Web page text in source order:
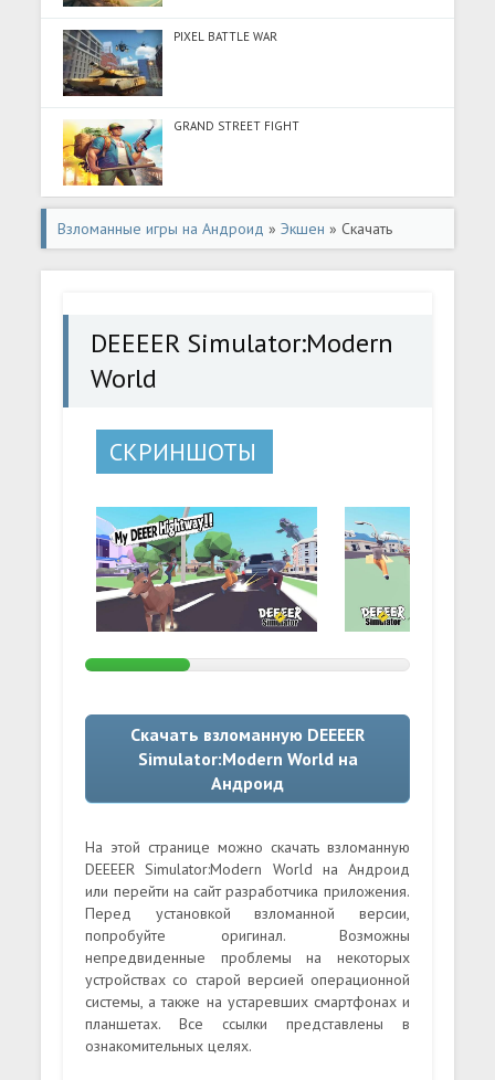
PIXEL BATTLE WAR
GRAND STREET FIGHT
Взломанные игры на Андроид »Экшен » Скачать
DEEEER Simulator:Modern World (Много денег) на
DEEEER Simulator:Modern
World
СКРИНШОТЫ
Скачать взломанную DEEEER
Simulator:Modern World на
Андроид
На этой странице можно скачать взломанную
DEEEER Simulator:Modern World на Андроид
или перейти на сайт разработчика приложения.
Перед установкой взломанной версии,
попробуйте оригинал. Возможны
непредвиденные проблемы на некоторых
устройствах со старой версией операционной
системы, а также на устаревших смартфонах и
планшетах. Все ссылки представлены в
ознакомительных целях.